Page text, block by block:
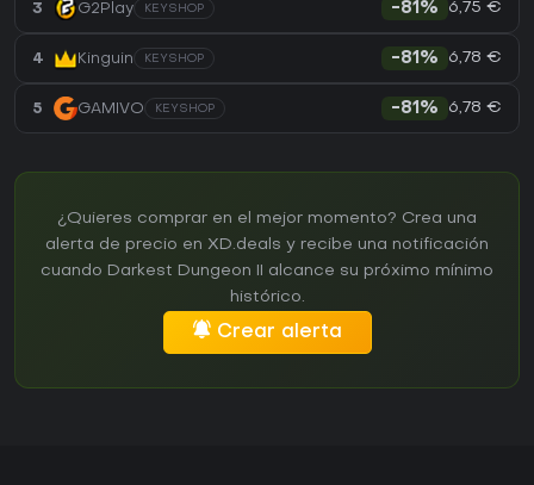
3 G2Play KEYSHOP -81% 6,75 €
4 Kinguin KEYSHOP -81% 6,78 €
5 GAMIVO KEYSHOP -81% 6,78 €
¿Quieres comprar en el mejor momento? Crea una
alerta de precio en XD.deals y recibe una notificación
cuando Darkest Dungeon II alcance su próximo mínimo
histórico.
Crear alerta